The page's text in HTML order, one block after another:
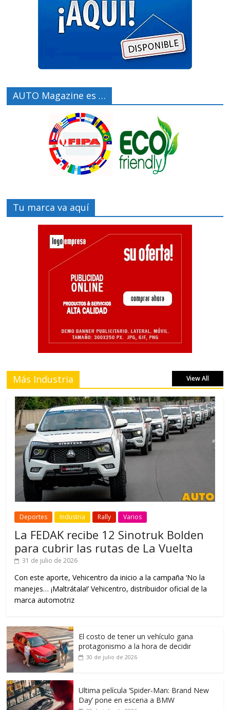
AUTO Magazine es …
Tu marca va aquí
Más Industria View All
Deportes Industria Rally Varios
La FEDAK recibe 12 Sinotruk Bolden
para cubrir las rutas de La Vuelta
31 de julio de 2026
Con este aporte, Vehicentro da inicio a la campaña ‘No la
manejes… ¡Maltrátala!’ Vehicentro, distribuidor oficial de la
marca automotriz
El costo de tener un vehículo gana
protagonismo a la hora de decidir
30 de julio de 2026
Ultima película ‘Spider‑Man: Brand New
Day’ pone en escena a BMW